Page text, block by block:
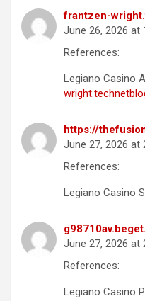
frantzen-
June 26, 2026 at
References:
Legiano Casino
https://
June 27, 2026 at
References:
Legiano Casino
June 27, 2026 at
References:
Legiano Casino